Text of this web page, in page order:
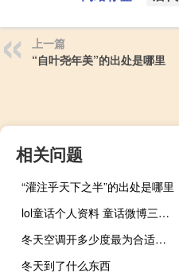
上一篇
“自叶尧年美”的出处是哪里
相关问题
“灌注乎天下之半”的出处是哪里
lol童话个人资料 童话微博三围身高 lol童话泳装照片
冬天空调开多少度最为合适（冬天空调开多少度）
冬天到了什么东西